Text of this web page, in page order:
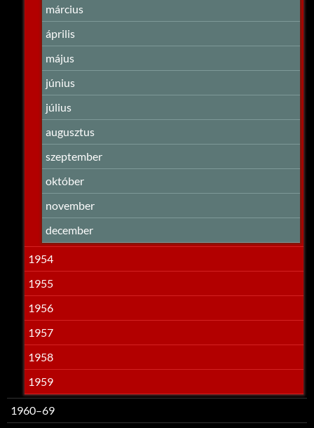
március
április
május
június
július
augusztus
szeptember
október
november
december
1954
1955
1956
1957
1958
1959
1960–69